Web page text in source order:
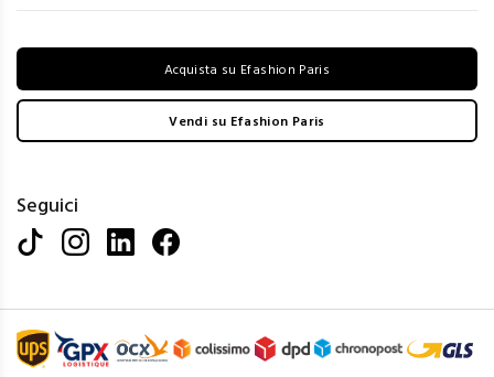
Acquista su Efashion Paris
Vendi su Efashion Paris
Seguici